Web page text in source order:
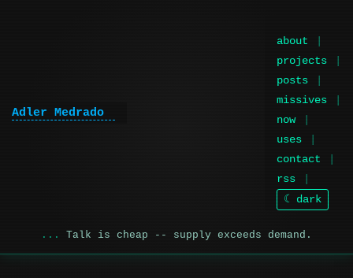
Adler Medrado
about
projects
posts
missives
now
uses
contact
rss
☾ dark
Talk is cheap -- supply exceeds demand.